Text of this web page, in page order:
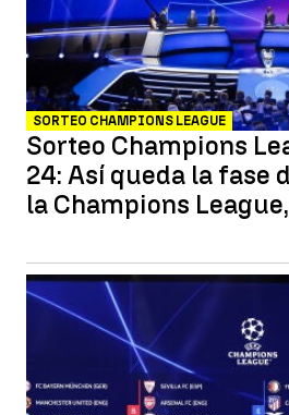
SORTEO CHAMPIONS LEAGUE
Sorteo Champions
24: Así queda la fase
la Champions